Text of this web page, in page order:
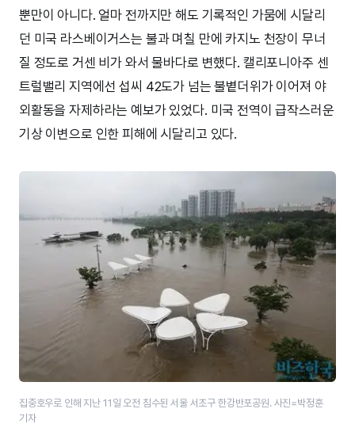
뿐만이 아니다. 얼마 전까지만 해도 기록적인 가뭄에 시달리
던 미국 라스베이거스는 불과 며칠 만에 카지노 천장이 무너
질 정도로 거센 비가 와서 물바다로 변했다. 캘리포니아주 센
트럴밸리 지역에선 섭씨 42도가 넘는 불볕더위가 이어져 야
외활동을 자제하라는 예보가 있었다. 미국 전역이 급작스러운
기상 이변으로 인한 피해에 시달리고 있다.
집중호우로 인해 지난 11일 오전 침수된 서울 서초구 한강반포공원. 사진=박정훈
기자